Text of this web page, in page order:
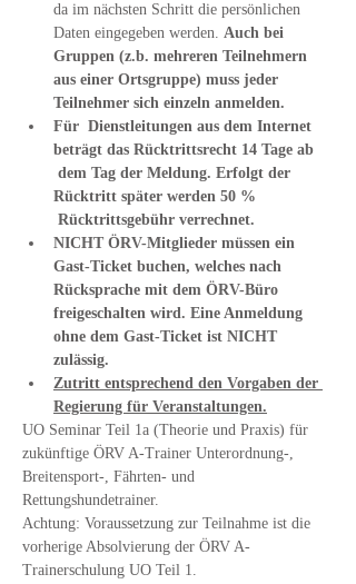
da im nächsten Schritt die persönlichen
Daten eingegeben werden. Auch bei
Gruppen (z.b. mehreren Teilnehmern
aus einer Ortsgruppe) muss jeder
Teilnehmer sich einzeln anmelden.
Für  Dienstleitungen aus dem Internet
beträgt das Rücktrittsrecht 14 Tage ab
dem Tag der Meldung. Erfolgt der
Rücktritt später werden 50 %
Rücktrittsgebühr verrechnet.
NICHT ÖRV-Mitglieder müssen ein
Gast-Ticket buchen, welches nach
Rücksprache mit dem ÖRV-Büro
freigeschalten wird. Eine Anmeldung
ohne dem Gast-Ticket ist NICHT
zulässig.
Zutritt entsprechend den Vorgaben der
Regierung für Veranstaltungen.
UO Seminar Teil 1a (Theorie und Praxis) für
zukünftige ÖRV A-Trainer Unterordnung-,
Breitensport-, Fährten- und
Rettungshundetrainer.
Achtung: Voraussetzung zur Teilnahme ist die
vorherige Absolvierung der ÖRV A-
Trainerschulung UO Teil 1.